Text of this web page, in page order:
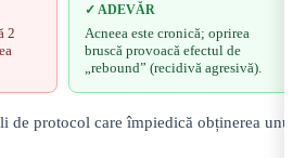
2
✓ ADEVĂR
Acneea este cronică; oprirea
bruscă provoacă efectul de
„rebound” (recidivă agresivă).
de protocol care împiedică obținerea unui